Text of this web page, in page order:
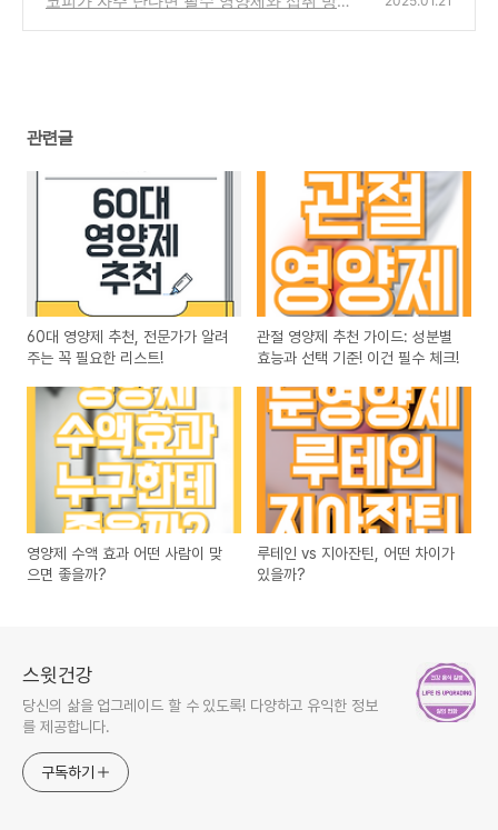
관련글
60대 영양제 추천, 전문가가 알려
주는 꼭 필요한 리스트!
관절 영양제 추천 가이드: 성분별
효능과 선택 기준! 이건 필수 체크!
영양제 수액 효과 어떤 사람이 맞
으면 좋을까?
루테인 vs 지아잔틴, 어떤 차이가
있을까?
스윗건강
당신의 삶을 업그레이드 할 수 있도록! 다양하고 유익한 정보
를 제공합니다.
구독하기